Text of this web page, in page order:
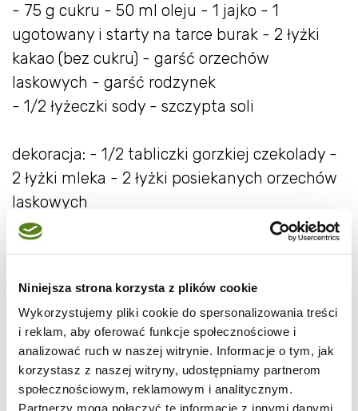
Niniejsza strona korzysta z plików cookie
Wykorzystujemy pliki cookie do spersonalizowania treści
i reklam, aby oferować funkcje społecznościowe i
analizować ruch w naszej witrynie. Informacje o tym, jak
korzystasz z naszej witryny, udostępniamy partnerom
społecznościowym, reklamowym i analitycznym.
Partnerzy mogą połączyć te informacje z innymi danymi
- 75 g cukru - 50 ml oleju - 1 jajko - 1
ugotowany i starty na tarce burak - 2 łyżki
kakao (bez cukru) - garść orzechów
laskowych - garść rodzynek
- 1/2 łyżeczki sody - szczypta soli
dekoracja: - 1/2 tabliczki gorzkiej czekolady -
2 łyżki mleka - 2 łyżki posiekanych orzechów
laskowych
Do miski wsyp mąkę, dodaj sodę, kakao,
cukier, sól, wbij jajka, wlej mleko i olej.
Następnie wsyp rodzynki, startego na tarce o
dużych oczkach ugotowanego buraka i
posiekane orzechy.